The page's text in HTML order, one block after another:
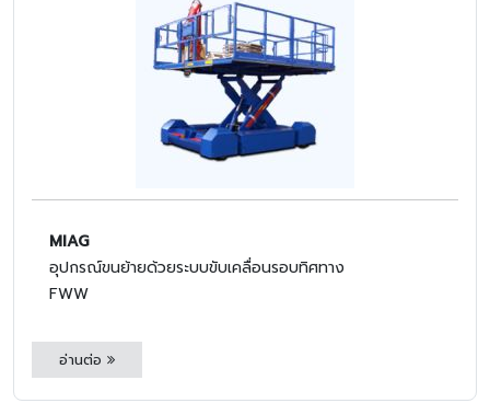
MIAG
อุปกรณ์ขนย้ายด้วยระบบขับเคลื่อนรอบทิศทาง
FWW
อ่านต่อ